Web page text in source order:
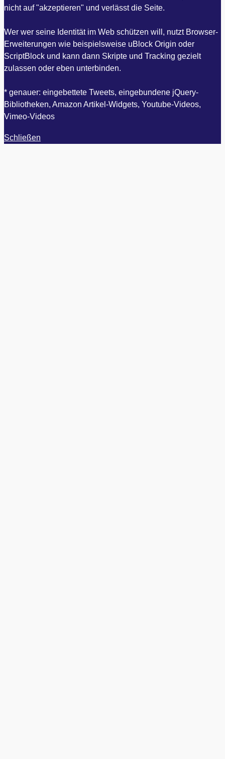
nicht auf "akzeptieren" und verlässt die Seite.
Wer wer seine Identität im Web schützen will, nutzt Browser-
Erweiterungen wie beispielsweise uBlock Origin oder
ScriptBlock und kann dann Skripte und Tracking gezielt
zulassen oder eben unterbinden.
* genauer: eingebettete Tweets, eingebundene jQuery-
Bibliotheken, Amazon Artikel-Widgets, Youtube-Videos,
Vimeo-Videos
Schließen